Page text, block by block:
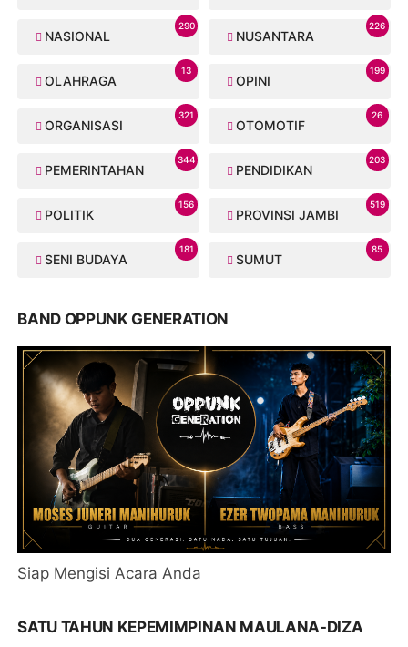
NASIONAL
290
NUSANTARA
226
OLAHRAGA
13
OPINI
199
ORGANISASI
321
OTOMOTIF
26
PEMERINTAHAN
344
PENDIDIKAN
203
POLITIK
156
PROVINSI JAMBI
519
SENI BUDAYA
181
SUMUT
85
BAND OPPUNK GENERATION
Siap Mengisi Acara Anda
SATU TAHUN KEPEMIMPINAN MAULANA-DIZA